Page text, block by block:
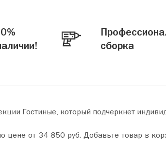
сборка
Гостиные, который подчеркнет
покупку всего за пару минут. Сделайте